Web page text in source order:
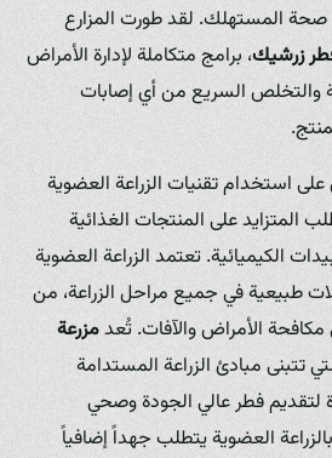
المستهلك. لقد طورت المزارع
زرشيك، برامج متكاملة لإدارة الأمراض
والتخلص السريع من أي إصابات
على استخدام تقنيات الزراعة العضوية
المتزايد على المنتجات الغذائية
الكيميائية. تعتمد الزراعة العضوية
طبيعية في جميع مراحل الزراعة، من
الأمراض والآفات. تُعدمزرعة
تتبنى مبادئ الزراعة المستدامة
فطر عالي الجودة وصحي
العضوية يتطلب جهداً إضافياً